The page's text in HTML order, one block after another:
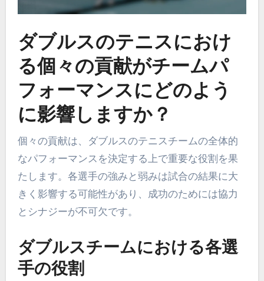
ダブルスのテニスにおけ
る個々の貢献がチームパ
フォーマンスにどのよう
に影響しますか？
個々の貢献は、ダブルスのテニスチームの全体的
なパフォーマンスを決定する上で重要な役割を果
たします。各選手の強みと弱みは試合の結果に大
きく影響する可能性があり、成功のためには協力
とシナジーが不可欠です。
ダブルスチームにおける各選
手の役割